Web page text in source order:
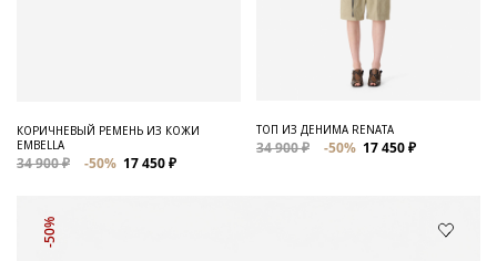
КОРИЧНЕВЫЙ РЕМЕНЬ ИЗ КОЖИ
EMBELLA
34 900 ₽ -50% 17 450 ₽
ТОП ИЗ ДЕНИМА RENATA
34 900 ₽ -50% 17 450 ₽
-50%